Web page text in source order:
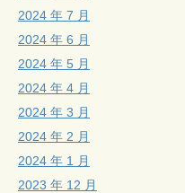
2024 年 7 月
2024 年 6 月
2024 年 5 月
2024 年 4 月
2024 年 3 月
2024 年 2 月
2024 年 1 月
2023 年 12 月